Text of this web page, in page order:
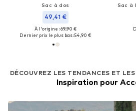
Sac à dos
49,41 €
À l'origine : 69,90 €
Dernier prix le plus bas :54,90 €
DÉCOUVREZ LES TENDANCES ET
Inspiration pour